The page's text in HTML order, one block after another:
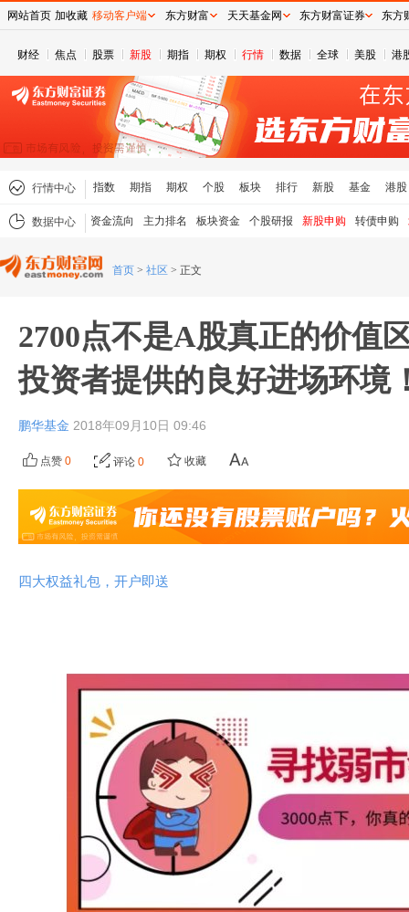
财经 焦点 股票 新股 期指 期权 行情 数据 全球 美股 港
行情中心 指数 期指 期权 个股 板块 排行 新股 基金 港股
数据中心 资金流向 主力排名 板块资金 个股研报 新股申购 转债申购
首页 > 社区 > 正文
2700点不是A股真正的价值
投资者提供的良好进场环境
鹏华基金 2018年09月10日 09:46
点赞 0 评论 0 收藏
四大权益礼包，开户即送
网站首页 加收藏 移动客户端 东方财富 天天基金网 东方财富证券 东方